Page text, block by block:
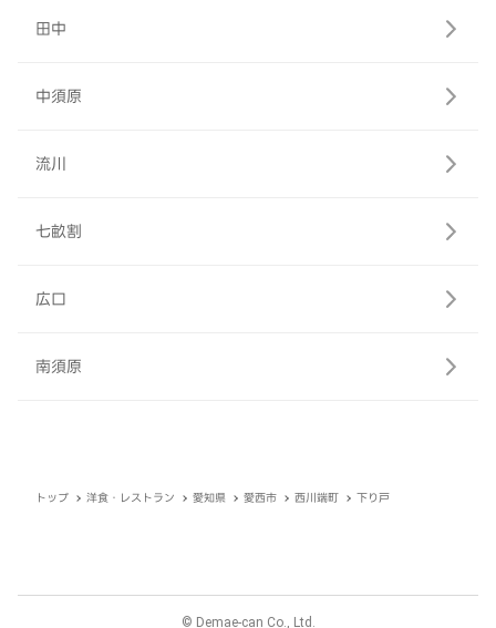
田中
中須原
流川
七畝割
広口
南須原
トップ 洋食・レストラン 愛知県 愛西市 西川端町 下り戸
© Demae-can Co., Ltd.